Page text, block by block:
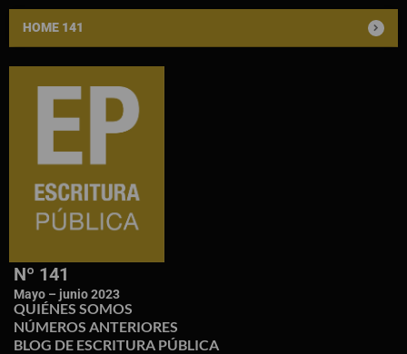
HOME 141
Nº 141
Mayo – junio 2023
QUIÉNES SOMOS
NÚMEROS ANTERIORES
BLOG DE ESCRITURA PÚBLICA